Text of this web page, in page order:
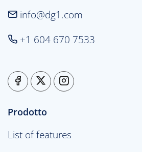
info@dg1.com
+1 604 670 7533
Prodotto
List of features